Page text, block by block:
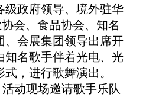
级政府领导、境外驻华
会、食品协会、知名
、会展集团领导出席开
知名歌手伴着光电、光
，进行歌舞演出。
动现场邀请歌手乐队